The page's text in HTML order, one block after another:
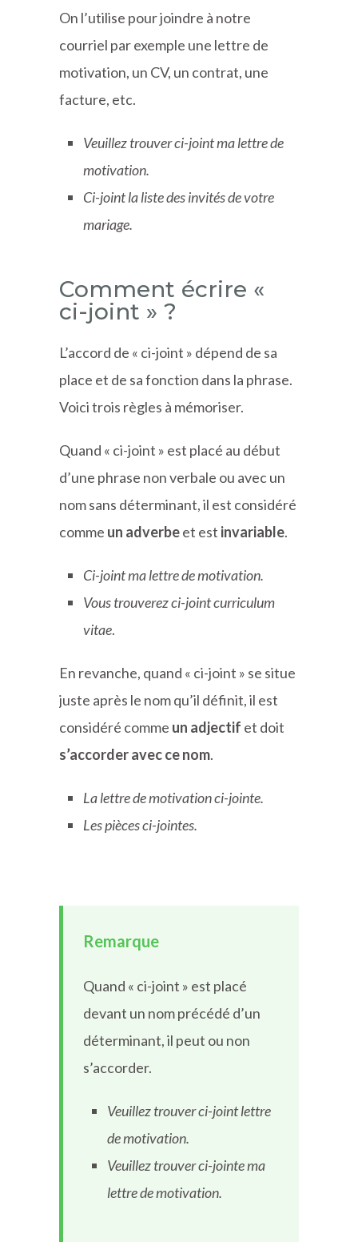
On l’utilise pour joindre à notre
courriel par exemple une lettre de
motivation, un CV, un contrat, une
facture, etc.
Veuillez trouver ci-joint ma lettre de
motivation.
Ci-joint la liste des invités de votre
mariage.
Comment écrire «
ci-joint » ?
L’accord de « ci-joint » dépend de sa
place et de sa fonction dans la phrase.
Voici trois règles à mémoriser.
Quand « ci-joint » est placé au début
d’une phrase non verbale ou avec un
nom sans déterminant, il est considéré
comme un adverbeet est invariable.
Ci-joint ma lettre de motivation.
Vous trouverez ci-joint curriculum
vitae.
En revanche, quand « ci-joint » se situe
juste après le nom qu’il définit, il est
considéré comme un adjectif et doit
s’accorder avec ce nom.
La lettre de motivation ci-jointe.
Les pièces ci-jointes.
Remarque
Quand « ci-joint » est placé
devant un nom précédé d’un
déterminant, il peut ou non
s’accorder.
Veuillez trouver ci-joint lettre
de motivation.
Veuillez trouver ci-jointe ma
lettre de motivation.